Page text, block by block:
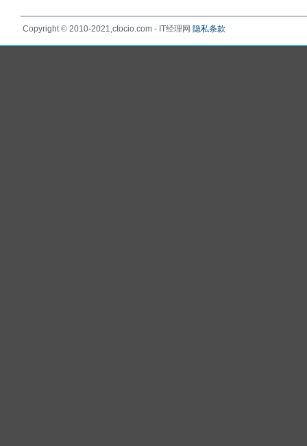
Copyright © 2010-2021,ctocio.com - IT经理网 隐私条款